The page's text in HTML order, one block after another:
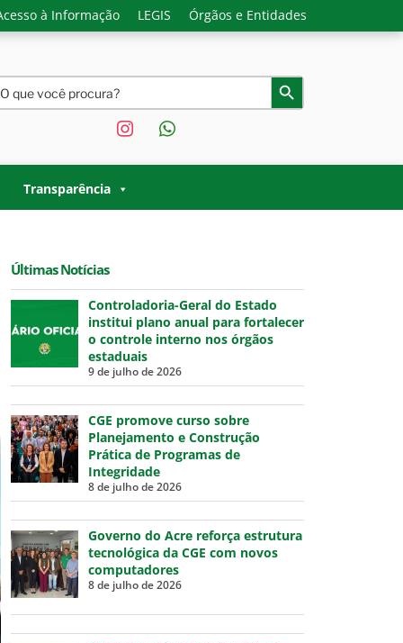
à Informação LEGIS Órgãos e Entidades
ACRE |
do Estado do Acre.
Search Button
instagramwhatsapp
Transparência
Últimas Notícias
Controladoria-Geral do Estado
institui plano anual para fortalecer
o controle interno nos órgãos
estaduais
9 de julho de 2026
CGE promove curso sobre
Planejamento e Construção
Prática de Programas de
Integridade
8 de julho de 2026
Governo do Acre reforça estrutura
tecnológica da CGE com novos
computadores
8 de julho de 2026